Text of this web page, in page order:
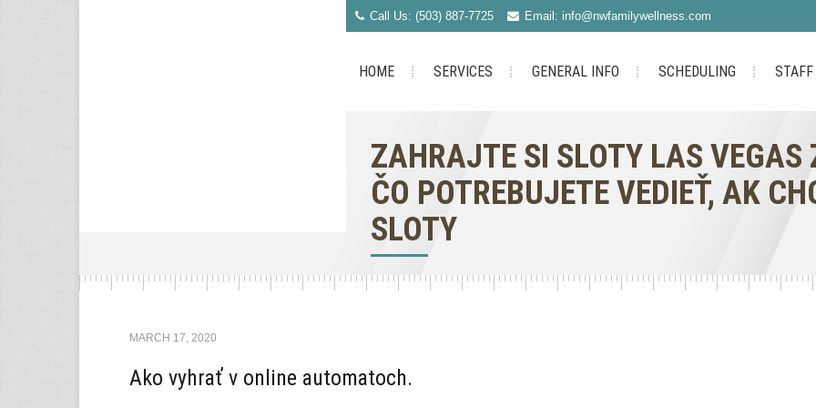
Call Us: (503) 887-7725 Email: info@nwfamilywellness.com
HOME SERVICES GENERAL INFO SCHEDULING STAFF
ZAHRAJTE SI SLOTY LAS VEGAS
ČO POTREBUJETE VEDIEŤ, AK
SLOTY
MARCH 17, 2020
Ako vyhrať v online automatoch.